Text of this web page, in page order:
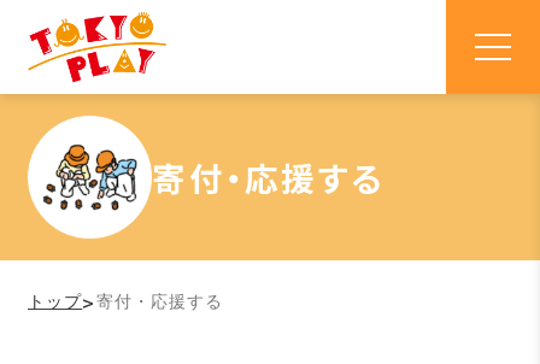
寄付・応援する
トップ> 寄付・応援する